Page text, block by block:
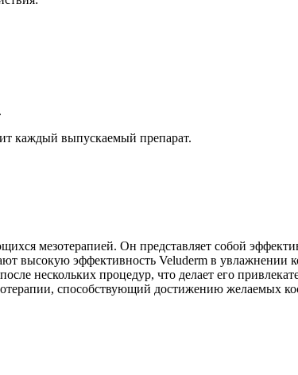
каждый выпускаемый препарат.
мезотерапией. Он представляет собой
высокую эффективность Veluderm в
нескольких процедур, что делает его
способствующий достижению желаемых